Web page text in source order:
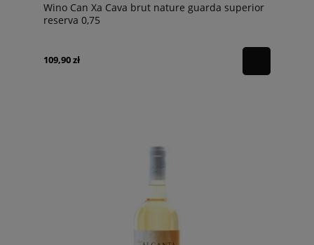
Wino Can Xa Cava brut nature guarda superior
reserva 0,75
109,90 zł